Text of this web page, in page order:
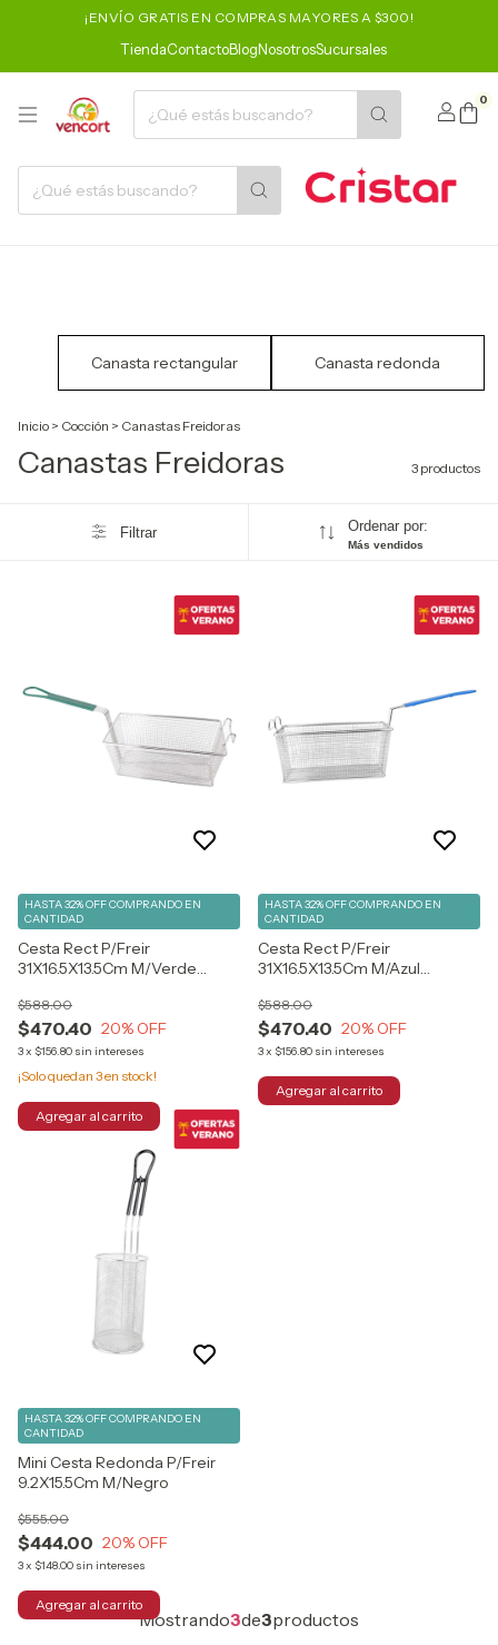
¡ENVÍO GRATIS EN COMPRAS MAYORES A $300!
TiendaContactoBlogNosotrosSucursales
0
Canasta rectangular Canasta redonda
Inicio > Cocción > Canastas Freidoras
Canastas Freidoras 3 productos
Filtrar Ordenar por:
Más vendidos
Cesta Rect P/Freir
31X16.5X13.5Cm M/Verde
$470.40
$588.00
20% OFF
3x $156.80 sin intereses
HASTA 32% OFFCOMPRANDO EN
CANTIDAD
¡Solo quedan 3en stock!
Cesta Rect P/Freir
31X16.5X13.5Cm M/Azul
$470.40
$588.00
20% OFF
3x $156.80 sin intereses
HASTA 32% OFFCOMPRANDO EN
CANTIDAD
Mini Cesta Redonda P/Freir
9.2X15.5Cm M/Negro
$444.00
$555.00
20% OFF
3x $148.00 sin intereses
HASTA 32% OFFCOMPRANDO EN
CANTIDAD
Mostrando3de3productos